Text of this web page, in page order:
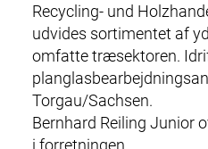
Recycling- und
udvides sortimentet af
omfatte træsektoren.
Torgau/Sachsen.
Bernhard Reiling Junior
i forretningen.